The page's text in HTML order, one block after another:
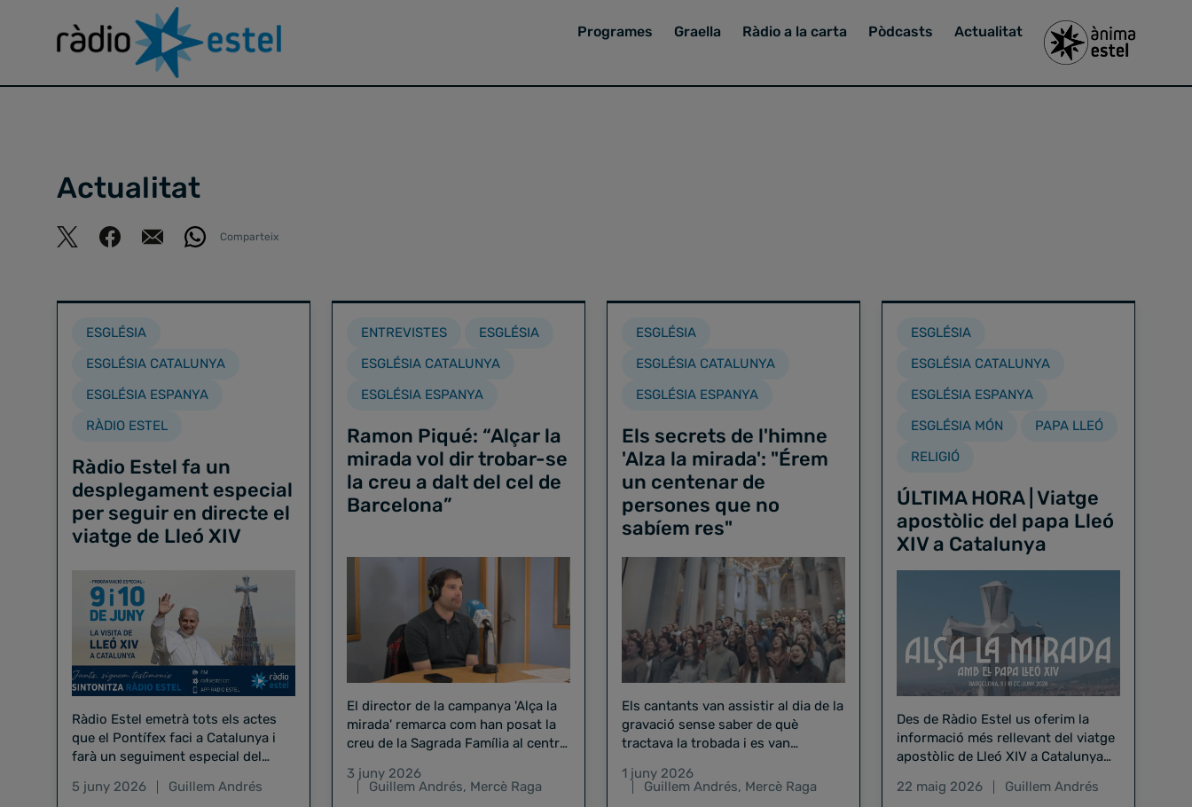
Programes Graella Ràdio a la carta Pòdcasts Actualitat
Actualitat
Comparteix
ESGLÉSIA
ESGLÉSIA CATALUNYA
ESGLÉSIA ESPANYA
RÀDIO ESTEL
Ràdio Estel fa un
desplegament especial
per seguir en directe el
viatge de Lleó XIV
Ràdio Estel emetrà tots els actes
que el Pontífex faci a Catalunya i
farà un seguiment especial del
5 juny 2026 Guillem Andrés
ENTREVISTES
ESGLÉSIA
ESGLÉSIA CATALUNYA
ESGLÉSIA ESPANYA
Ramon Piqué: “Alçar la
mirada vol dir trobar-se
la creu a dalt del cel de
Barcelona”
El director de la campanya 'Alça la
mirada' remarca com han posat la
creu de la Sagrada Família al centre
3 juny 2026
Guillem Andrés, Mercè Raga
ESGLÉSIA
ESGLÉSIA CATALUNYA
ESGLÉSIA ESPANYA
Els secrets de l'himne
'Alza la mirada': "Érem
un centenar de
persones que no
sabíem res"
Els cantants van assistir al dia de la
gravació sense saber de què
tractava la trobada i es van
1 juny 2026
Guillem Andrés, Mercè Raga
ESGLÉSIA
ESGLÉSIA CATALUNYA
ESGLÉSIA ESPANYA
ESGLÉSIA MÓN
PAPA LLEÓ
RELIGIÓ
ÚLTIMA HORA | Viatge
apostòlic del papa Lleó
XIV a Catalunya
Des de Ràdio Estel us oferim la
informació més rellevant del viatge
apostòlic de Lleó XIV a Catalunya
22 maig 2026 Guillem Andrés